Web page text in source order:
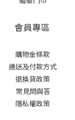
會員專區
購物金條款
運送及付款方式
退換貨政策
常見問與答
隱私權政策